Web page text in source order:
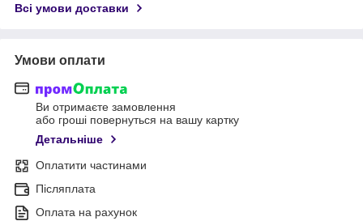
Всі умови доставки
Умови оплати
Ви отримаєте замовлення
або гроші повернуться на вашу картку
Детальніше
Оплатити частинами
Післяплата
Оплата на рахунок